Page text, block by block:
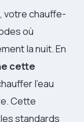
votre chauffe-
où
la nuit. En
cette
l’eau
Cette
standards